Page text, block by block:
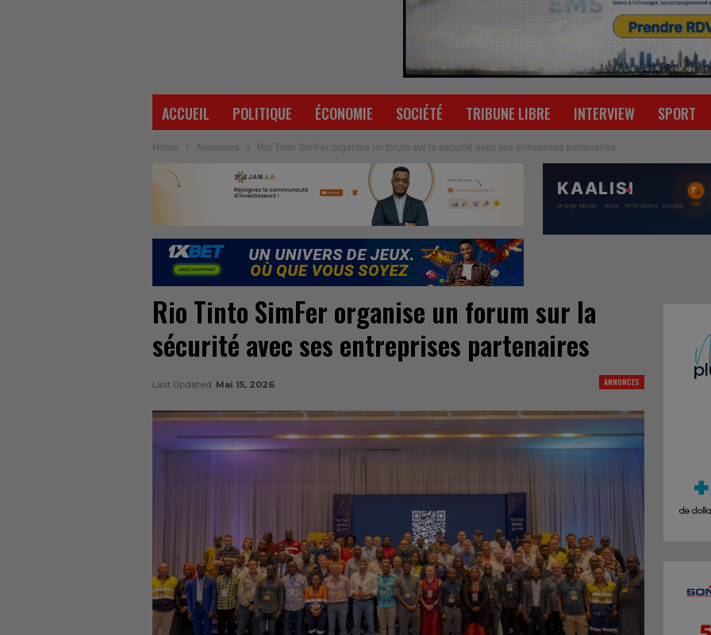
ACCUEIL POLITIQUE ÉCONOMIE SOCIÉTÉ TRIBUNE LIBRE INTERVIEW SPORT
Home Annonces Rio Tinto SimFer organise un forum sur la sécurité avec ses entreprises partenaires
Rio Tinto SimFer organise un forum sur la
sécurité avec ses entreprises partenaires
ANNONCES
Last Updated Mai 15, 2026